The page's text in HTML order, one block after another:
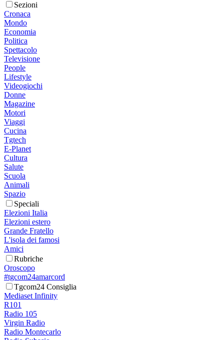
Sezioni
Cronaca
Mondo
Economia
Politica
Spettacolo
Televisione
People
Lifestyle
Videogiochi
Donne
Magazine
Motori
Viaggi
Cucina
Tgtech
E-Planet
Cultura
Salute
Scuola
Animali
Spazio
Speciali
Elezioni Italia
Elezioni estero
Grande Fratello
L'isola dei famosi
Amici
Rubriche
Oroscopo
#tgcom24amarcord
Tgcom24 Consiglia
Mediaset Infinity
R101
Radio 105
Virgin Radio
Radio Montecarlo